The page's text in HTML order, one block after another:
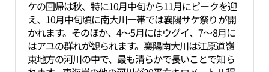
ケの回帰は秋、特に10月中旬から11月にピークを迎
え、10月中旬頃に南大川一帯では襄陽サケ祭りが開
かれます。そのほか、4～5月にはウグイ、7～8月に
はアユの群れが観られます。襄陽南大川は江原道嶺
東地方の河川の中で、最も清らかで長いことで知ら